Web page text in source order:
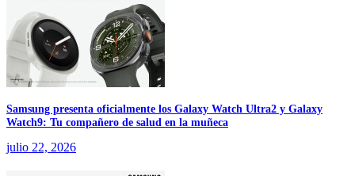
Samsung presenta oficialmente los Galaxy Watch Ultra2 y Galaxy
Watch9: Tu compañero de salud en la muñeca
julio 22, 2026